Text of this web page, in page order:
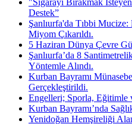
Destek”
Şanlıurfa'da Tıbbi
Miyom Çıkarıldı.
5 Haziran Dünya Çevre
Şanlıurfa’da 8
Yöntemle Alındı.
Kurban Bayramı
Gerçekleştirildi.
Engelleri; Sporla,
Kurban Bayramı’nda
Yenidoğan Hemşireliği